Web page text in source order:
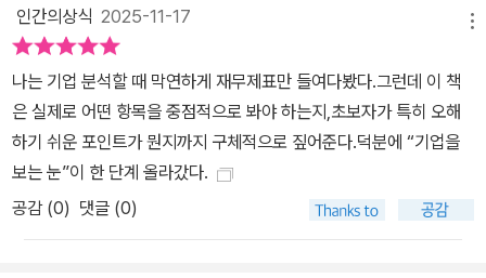
부터 ETF와 배당주, 개별주까지 한 번에 섭렵한다! 쓱 보기만 해도
머릿속에 정리되는 <미국 주요 경제지표> 부록 별첨 주식에 전혀 투
자해본 경험이 없거나, 미국주식을 한 번도 거래해보지 않았다면 먼
저 미국주식시장이라는 그 자체의 윤곽을 파악해야만 세부사항으로
들어갈 때 실제로 이해가 빠를 수 있다. 지식을 습득하는 데는 여러 방
법이 있지만, 초보자의 개념 수립을 쉽게 도울 수 있는 탑다운 방식으
로 《미국주식 처음공부》가 기획되었다. 그래서 가장 처음에는 미국주
식에 투자하고 싶어 하는 사람들이 공통적으로 궁금해하는 부분을 속
인간의상식 2025-11-17
나는 기업 분석할 때 막연하게 재무제표만 들여다봤다.그런데 이 책
은 실제로 어떤 항목을 중점적으로 봐야 하는지,초보자가 특히 오해
하기 쉬운 포인트가 뭔지까지 구체적으로 짚어준다.덕분에 “기업을
보는 눈”이 한 단계 올라갔다.
공감 (0) 댓글 (0)